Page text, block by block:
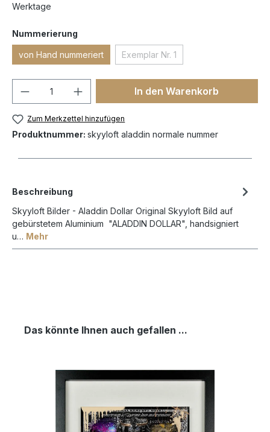
Werktage
Nummerierung
von Hand nummeriert Exemplar Nr. 1
In den Warenkorb
Zum Merkzettel hinzufügen
Produktnummer: skyyloft aladdin normale nummer
Beschreibung
Skyyloft Bilder - Aladdin Dollar Original Skyyloft Bild auf
gebürstetem Aluminium "ALADDIN DOLLAR", handsigniert
u… Mehr
Das könnte Ihnen auch gefallen ...